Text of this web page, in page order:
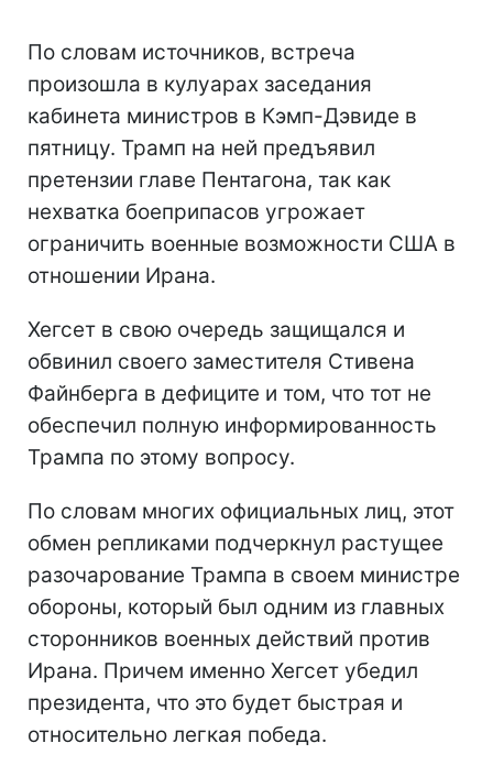
По словам источников, встреча
произошла в кулуарах заседания
кабинета министров в Кэмп-Дэвиде в
пятницу. Трамп на ней предъявил
претензии главе Пентагона, так как
нехватка боеприпасов угрожает
ограничить военные возможности США в
отношении Ирана.
Хегсет в свою очередь защищался и
обвинил своего заместителя Стивена
Файнберга в дефиците и том, что тот не
обеспечил полную информированность
Трампа по этому вопросу.
По словам многих официальных лиц, этот
обмен репликами подчеркнул растущее
разочарование Трампа в своем министре
обороны, который был одним из главных
сторонников военных действий против
Ирана. Причем именно Хегсет убедил
президента, что это будет быстрая и
относительно легкая победа.